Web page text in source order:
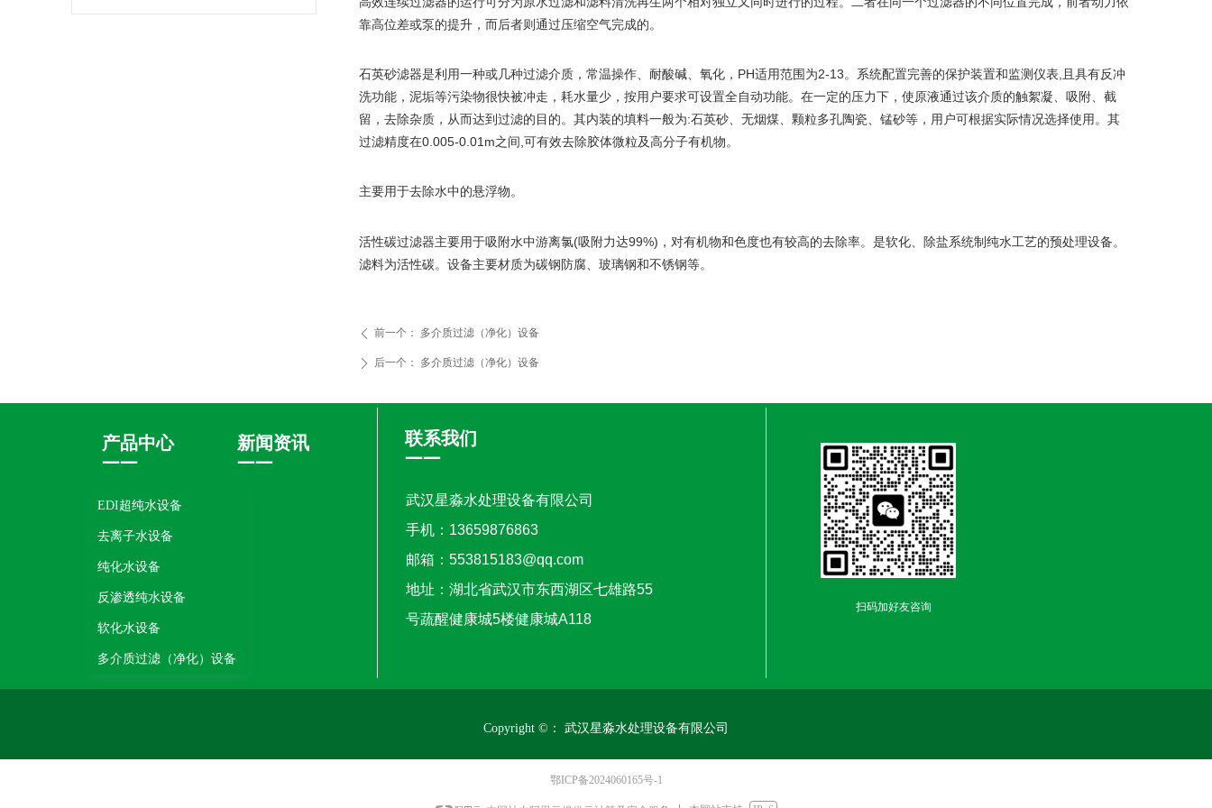
靠高位差或泵的提升，而后者则通过压缩空气完成的。
石英砂滤器是利用一种或几种过滤介质，常温操作、耐酸碱、氧化， PH适用范围为2-13。系统配置完善的保护装置和监测仪表, 且具有反冲
洗功能，泥垢等污染物很快被冲走，耗水量少，按用户要求可设置全自动功能。在一定的压力下，使原液通过该介质的触絮凝、吸附、截
留，去除杂质，从而达到过滤的目的。其内装的填料一般为:石英砂、无烟煤、颗粒多孔陶瓷、锰砂等，用户可根据实际情况选择使用。其
过滤精度在0.005-0.01m之间 ,可有效去除胶体微粒及高分子有机物。
主要用于去除水中的悬浮物。
活性碳过滤器主要用于吸附水中游离氯(吸附力达99%) ，对有机物和色度也有较高的去除率。是软化、除盐系统制纯水工艺的预处理设备。
滤料为活性碳。设备主要材质为碳钢防腐、玻璃钢和不锈钢等。
ꄴ 前一个： 多介质过滤（净化）设备
ꄲ 后一个： 多介质过滤（净化）设备
产品中心​​​​​​
——
新闻资讯
——
EDI超纯水设备
去离子水设备
纯化水设备
反渗透纯水设备
软化水设备
多介质过滤（净化）设备
联系我们
——
武汉星淼水处理设备有限公司
手机：13659876863
邮箱：553815183@qq.com
地址：湖北省武汉市东西湖区七雄路55
号蔬醒健康城5楼健康城A118
扫码加好友咨询
Copyright ©： 武汉星淼水处理设备有限公司
鄂ICP备2024060165号-1